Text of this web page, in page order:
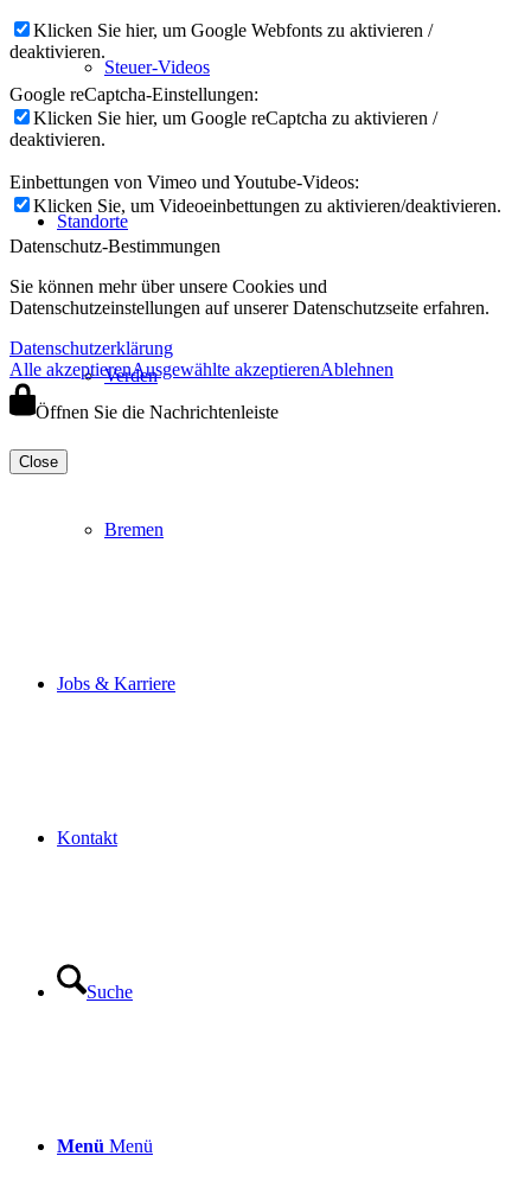
Steuer-Videos
Standorte
Verden
Bremen
Jobs & Karriere
Kontakt
Suche
Menü Menü
Klicken Sie hier, um Google Webfonts zu aktivieren /
deaktivieren.
Google reCaptcha-Einstellungen:
Klicken Sie hier, um Google reCaptcha zu aktivieren /
deaktivieren.
Einbettungen von Vimeo und Youtube-Videos:
Klicken Sie, um Videoeinbettungen zu aktivieren/deaktivieren.
Datenschutz-Bestimmungen
Sie können mehr über unsere Cookies und
Datenschutzeinstellungen auf unserer Datenschutzseite erfahren.
Datenschutzerklärung
Alle akzeptierenAusgewählte akzeptierenAblehnen
Öffnen Sie die Nachrichtenleiste
Close